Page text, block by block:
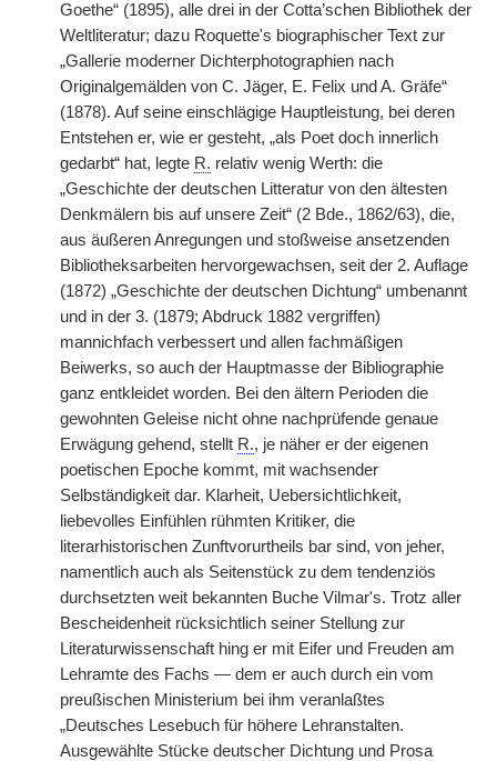
Goethe“ (1895), alle drei in der Cotta’schen Bibliothek der
Weltliteratur; dazu Roquette's biographischer Text zur
„Gallerie moderner Dichterphotographien nach
Originalgemälden von C. Jäger, E. Felix und A. Gräfe“
(1878). Auf seine einschlägige Hauptleistung, bei deren
Entstehen er, wie er gesteht, „als Poet doch innerlich
gedarbt“ hat, legte R. relativ wenig Werth: die
„Geschichte der deutschen Litteratur von den ältesten
Denkmälern bis auf unsere Zeit“ (2 Bde., 1862/63), die,
aus äußeren Anregungen und stoßweise ansetzenden
Bibliotheksarbeiten hervorgewachsen, seit der 2. Auflage
(1872) „Geschichte der deutschen Dichtung“ umbenannt
und in der 3. (1879; Abdruck 1882 vergriffen)
mannichfach verbessert und allen fachmäßigen
Beiwerks, so auch der Hauptmasse der Bibliographie
ganz entkleidet worden. Bei den ältern Perioden die
gewohnten Geleise nicht ohne nachprüfende genaue
Erwägung gehend, stellt R., je näher er der eigenen
poetischen Epoche kommt, mit wachsender
Selbständigkeit dar. Klarheit, Uebersichtlichkeit,
liebevolles Einfühlen rühmten Kritiker, die
literarhistorischen Zunftvorurtheils bar sind, von jeher,
namentlich auch als Seitenstück zu dem tendenziös
durchsetzten weit bekannten Buche Vilmar's. Trotz aller
Bescheidenheit rücksichtlich seiner Stellung zur
Literaturwissenschaft hing er mit Eifer und Freuden am
Lehramte des Fachs — dem er auch durch ein vom
preußischen Ministerium bei ihm veranlaßtes
„Deutsches Lesebuch für höhere Lehranstalten.
Ausgewählte Stücke deutscher Dichtung und Prosa